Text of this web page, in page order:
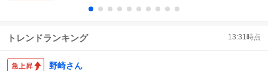
トレンドランキング 13:31時点
野崎さん